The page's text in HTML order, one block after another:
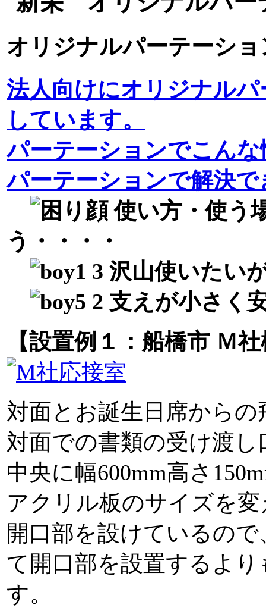
オリジナルパーテーショ
法人向けにオリジナル
しています。
パーテーションでこん
パーテーションで解決
使い方・使う
う・・・・
沢山使いたい
支えが小さく
【設置例１：船橋市 Ｍ
対面とお誕生日席から
対面での書類の受け渡
中央に幅600mm高さ
アクリル板のサイズを
開口部を設けているの
て開口部を設置するよ
す。